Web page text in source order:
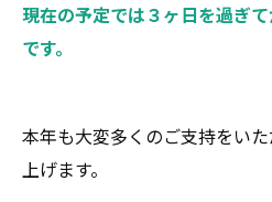
現在の予定では３ヶ日を過ぎ
です。
本年も大変多くのご支持をい
上げます。